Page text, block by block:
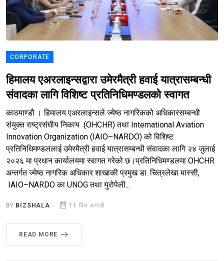
CORPORATE
हिमालय एअरलाइन्सद्वारा उमेरमैत्री हवाई यात्रासम्बन्धी
संवादका लागि विशिष्ट प्रतिनिधिमण्डलको स्वागत
काठमाण्डौ । हिमालय एअरलाइन्सले ज्येष्ठ नागरिकको अधिकारसम्बन्धी
संयुक्त राष्ट्रसंघीय निकाय (OHCHR) तथा International Aviation
Innovation Organization (IAIO–NARDO) को विशिष्ट
प्रतिनिधिमण्डललाई उमेरमैत्री हवाई यात्रासम्बन्धी संवादका लागि २४ जुलाई
२०२६ मा प्रधान कार्यालयमा स्वागत गरेको छ।प्रतिनिधिमण्डलमा OHCHR
अन्तर्गत ज्येष्ठ नागरिक अधिकार शाखाकी प्रमुख डा. चित्रलेखा मास्सी,
IAIO–NARDO का UNOG तथा युरोपेली...
BY BIZSHALA 11 दिन अगाडी
READ MORE